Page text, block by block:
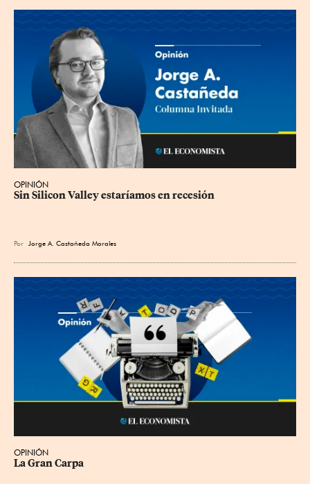
OPINIÓN
Sin Silicon Valley estaríamos en recesión
Por Jorge A. Castañeda Morales
OPINIÓN
La Gran Carpa